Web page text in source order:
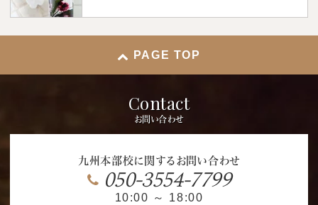
PAGE TOP
Contact
お問い合わせ
九州本部校に関するお問い合わせ
050-3554-7799
10:00 ～ 18:00